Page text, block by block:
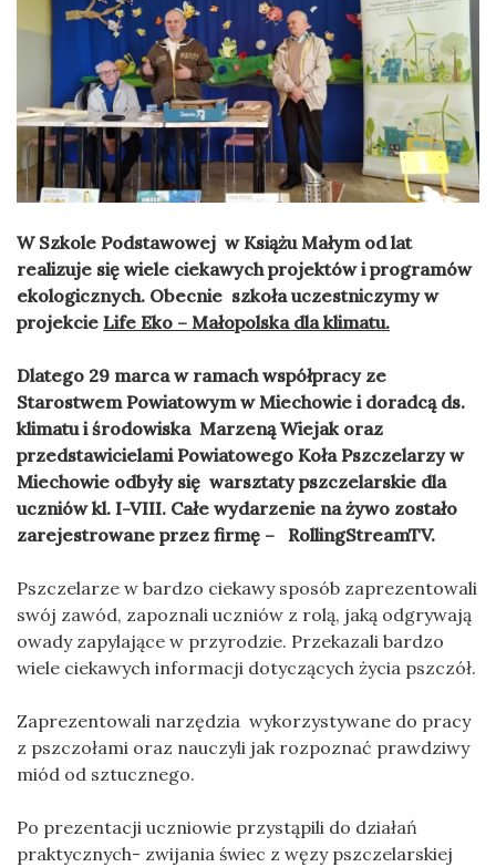
W Szkole Podstawowej w Książu Małym od lat
realizuje się wiele ciekawych projektów i programów
ekologicznych. Obecnie szkoła uczestniczymy w
projekcie Life Eko – Małopolska dla klimatu.
Dlatego 29 marca w ramach współpracy ze
Starostwem Powiatowym w Miechowie i doradcą ds.
klimatu i środowiska Marzeną Wiejak oraz
przedstawicielami Powiatowego Koła Pszczelarzy w
Miechowie odbyły się warsztaty pszczelarskie dla
uczniów kl. I-VIII. Całe wydarzenie na żywo zostało
zarejestrowane przez firmę – RollingStreamTV.
Pszczelarze w bardzo ciekawy sposób zaprezentowali
swój zawód, zapoznali uczniów z rolą, jaką odgrywają
owady zapylające w przyrodzie. Przekazali bardzo
wiele ciekawych informacji dotyczących życia pszczół.
Zaprezentowali narzędzia wykorzystywane do pracy
z pszczołami oraz nauczyli jak rozpoznać prawdziwy
miód od sztucznego.
Po prezentacji uczniowie przystąpili do działań
praktycznych- zwijania świec z węzy pszczelarskiej